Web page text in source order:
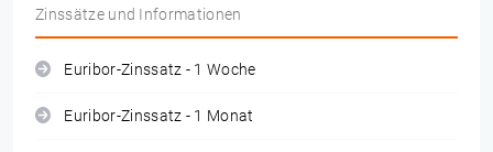
Zinssätze und Informationen
Euribor-Zinssatz - 1 Woche
Euribor-Zinssatz - 1 Monat